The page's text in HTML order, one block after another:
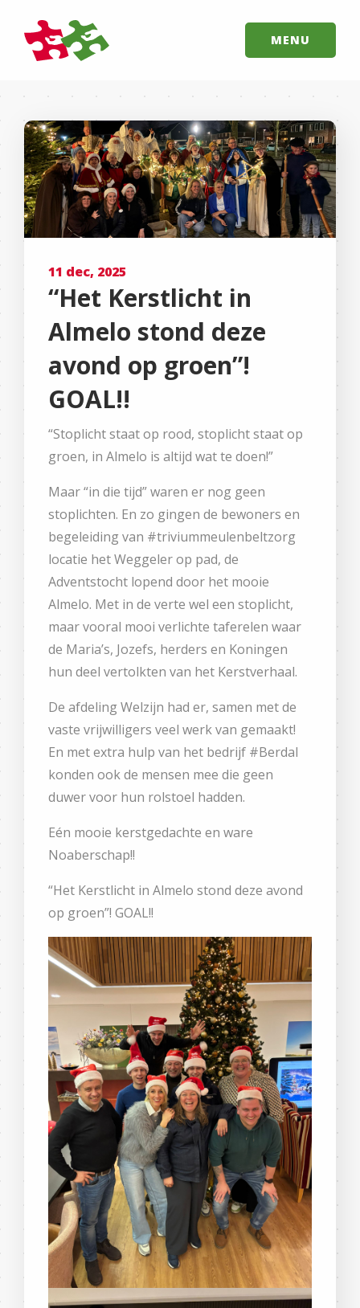
MENU
11 dec, 2025
“Het Kerstlicht in
Almelo stond deze
avond op groen”!
GOAL!!
“Stoplicht staat op rood, stoplicht staat op
groen, in Almelo is altijd wat te doen!”
Maar “in die tijd” waren er nog geen
stoplichten. En zo gingen de bewoners en
begeleiding van #triviummeulenbeltzorg
locatie het Weggeler op pad, de
Adventstocht lopend door het mooie
Almelo. Met in de verte wel een stoplicht,
maar vooral mooi verlichte taferelen waar
de Maria’s, Jozefs, herders en Koningen
hun deel vertolkten van het Kerstverhaal.
De afdeling Welzijn had er, samen met de
vaste vrijwilligers veel werk van gemaakt!
En met extra hulp van het bedrijf #Berdal
konden ook de mensen mee die geen
duwer voor hun rolstoel hadden.
Eén mooie kerstgedachte en ware
Noaberschap!!
“Het Kerstlicht in Almelo stond deze avond
op groen”! GOAL!!